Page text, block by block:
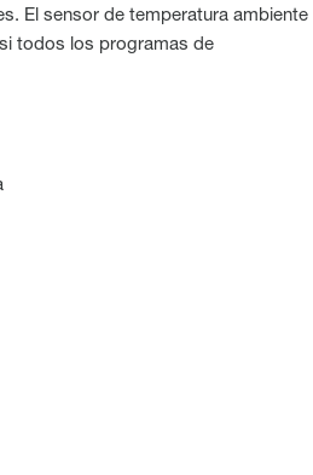
El sensor de temperatura ambiente
todos los programas de